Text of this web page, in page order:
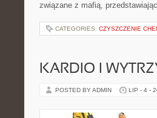
związane z mafią,
CATEGORIES: CZYSZCZENIE
KARDIO I
POSTED BY ADMIN LIP - 4 -